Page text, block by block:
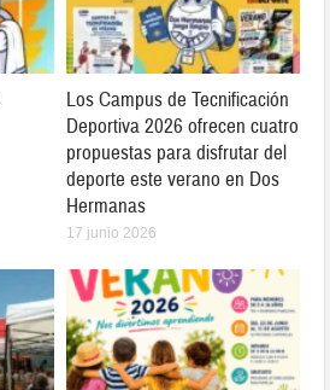
Los Campus de Tecnificación
Deportiva 2026 ofrecen cuatro
propuestas para disfrutar del
deporte este verano en Dos
Hermanas
17 junio 2026